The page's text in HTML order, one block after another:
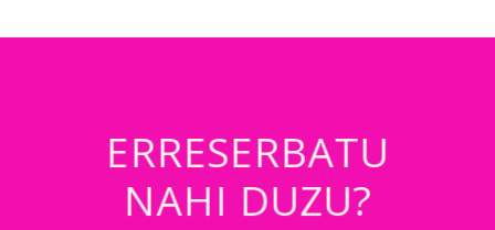
ERRESERBATU
NAHI DUZU?